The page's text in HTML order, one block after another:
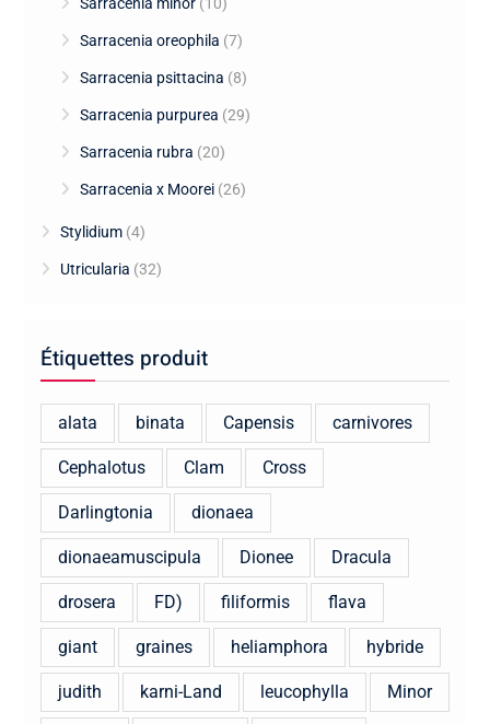
Sarracenia oreophila (7)
Sarracenia psittacina (8)
Sarracenia purpurea (29)
Sarracenia rubra (20)
Sarracenia x Moorei (26)
Stylidium (4)
Utricularia (32)
Étiquettes produit
alata binata Capensis carnivores
Cephalotus Clam Cross
Darlingtonia dionaea
dionaeamuscipula Dionee Dracula
drosera FD) filiformis flava
giant graines heliamphora hybride
judith karni-Land leucophylla Minor